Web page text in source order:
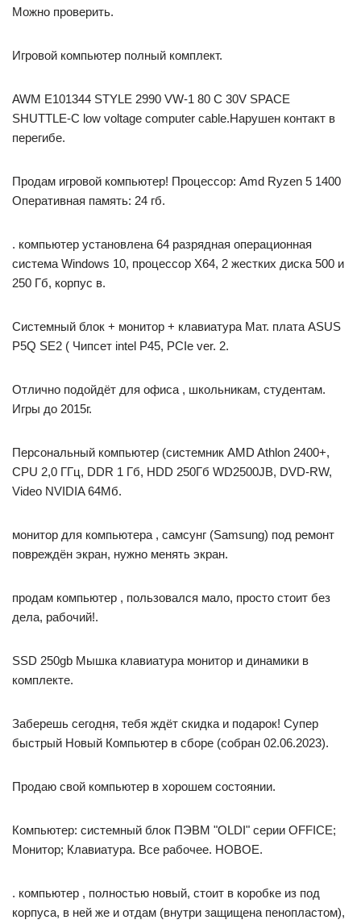
Можно проверить.
Игровой компьютер полный комплект.
AWM E101344 STYLE 2990 VW-1 80 C 30V SPACE
SHUTTLE-C low voltage computer cable.Нарушен контакт в
перегибе.
Продам игровой компьютер! Процессор: Amd Ryzen 5 1400
Оперативная память: 24 гб.
. компьютер установлена 64 разрядная операционная
система Windows 10, процессор Х64, 2 жестких диска 500 и
250 Гб, корпус в.
Системный блок + монитор + клавиатура Мат. плата ASUS
P5Q SE2 ( Чипсет intel P45, PCIe ver. 2.
Отлично подойдёт для офиса , школьникам, студентам.
Игры до 2015г.
Персональный компьютер (системник AMD Athlon 2400+,
CPU 2,0 ГГц, DDR 1 Гб, HDD 250Гб WD2500JB, DVD-RW,
Video NVIDIA 64Mб.
монитор для компьютера , самсунг (Samsung) под ремонт
повреждён экран, нужно менять экран.
продам компьютер , пользовался мало, просто стоит без
дела, рабочий!.
SSD 250gb Мышка клавиатура монитор и динамики в
комплекте.
Заберешь сегодня, тебя ждёт скидка и подарок! Супер
быстрый Новый Компьютер в сборе (собран 02.06.2023).
Продаю свой компьютер в хорошем состоянии.
Компьютер: системный блок ПЭВМ "OLDI" серии OFFICE;
Монитор; Клавиатура. Все рабочее. НОВОЕ.
. компьютер , полностью новый, стоит в коробке из под
корпуса, в ней же и отдам (внутри защищена пенопластом),